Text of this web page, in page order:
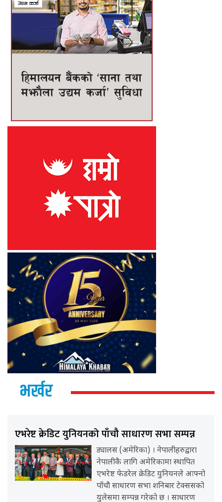
भर्खर
एभरेष्ट क्रेडिट युनियनको पाँचौ साधारण सभा सम्पन्न
ड्यालस (अमेरिका) । नेपालीहरुद्वारा
नेपालीकै लागि अमेरिकामा स्थापित
एभरेष्ट फेडरेल क्रेडिट युनियनले आफ्नो
पाँचौ साधारण सभा शनिबार टेक्ससको
युलेसमा सम्पन्न गरेको छ । साधारण